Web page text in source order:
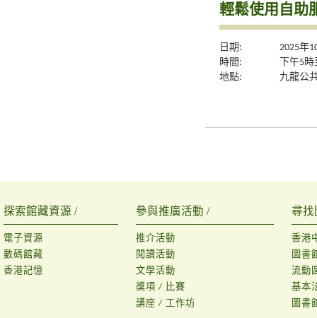
輕鬆使用自助
日期:
2025年
時間:
下午5
地點:
九龍公
探索館藏資源 /
電子資源
數碼館藏
香港記憶
參與推廣活動 /
推介活動
閱讀活動
文學活動
獎項 / 比賽
講座 / 工作坊
尋找
香港
圖書
流動
基本
圖書